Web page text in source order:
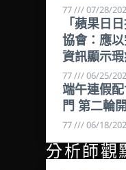
77 07/28/
「蘋果日
協會：應
資訊顯示
77 06/25/
端午連假
門 第二輪
77 06/18/
分析師觀